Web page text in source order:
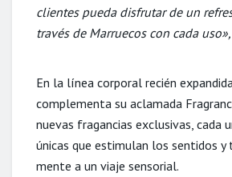
clientes pueda disfrutar de un
través de Marruecos con cada uso»,
En la línea corporal recién
complementa su aclamada
nuevas fragancias exclusivas, cada
únicas que estimulan los sentidos
mente a un viaje sensorial.